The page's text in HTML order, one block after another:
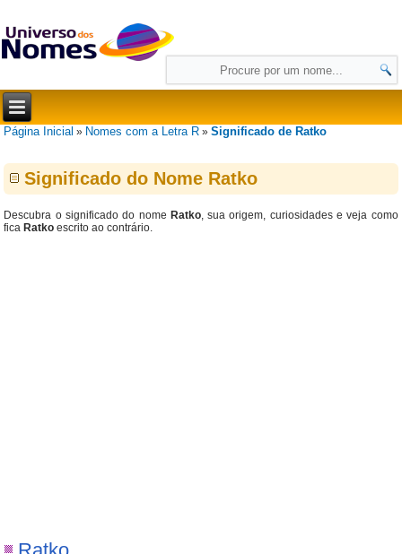
Página Inicial » Nomes com a Letra R »Significado de Ratko
Significado do Nome Ratko
Descubra o significado do nome Ratko, sua origem, curiosidades e veja como
fica Ratko escrito ao contrário.